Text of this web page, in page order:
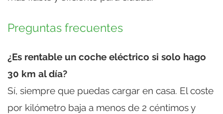
Preguntas frecuentes
¿Es rentable un coche eléctrico si solo hago
30 km al día?
Sí, siempre que puedas cargar en casa. El coste
por kilómetro baja a menos de 2 céntimos y